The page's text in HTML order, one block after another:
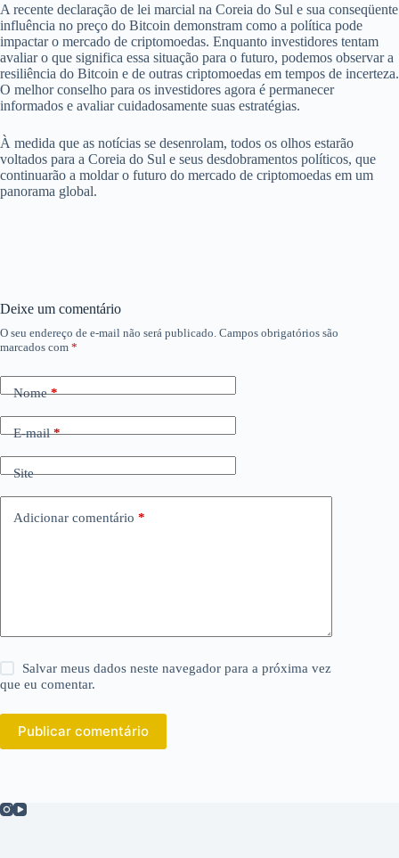
A recente declaração de lei marcial na Coreia do Sul e sua conseqüente
influência no preço do Bitcoin demonstram como a política pode
impactar o mercado de criptomoedas. Enquanto investidores tentam
avaliar o que significa essa situação para o futuro, podemos observar a
resiliência do Bitcoin e de outras criptomoedas em tempos de incerteza.
O melhor conselho para os investidores agora é permanecer
informados e avaliar cuidadosamente suas estratégias.
À medida que as notícias se desenrolam, todos os olhos estarão
voltados para a Coreia do Sul e seus desdobramentos políticos, que
continuarão a moldar o futuro do mercado de criptomoedas em um
panorama global.
Deixe um comentário
O seu endereço de e-mail não será publicado. Campos obrigatórios são
marcados com *
Nome*
E-mail*
Site
Adicionar comentário *
Salvar meus dados neste navegador para a próxima vez
que eu comentar.
Publicar comentário